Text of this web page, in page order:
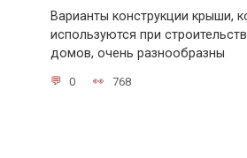
Варианты конструкции крыши,
используются при
домов, очень разнообразны
0 768